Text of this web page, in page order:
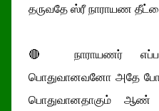
தருவதே ஸ்ரீ நாராயண
🔴 நாராயணர்
பொதுவானவனோ அதே
பொதுவானதாகும் ஆண்